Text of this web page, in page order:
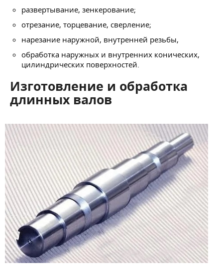
развертывание, зенкерование;
отрезание, торцевание, сверление;
нарезание наружной, внутренней резьбы,
обработка наружных и внутренних конических,
цилиндрических поверхностей.
Изготовление и обработка
длинных валов